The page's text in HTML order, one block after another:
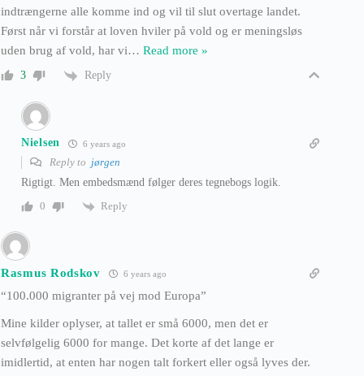
indtrængerne alle komme ind og vil til slut overtage landet.
Først når vi forstår at loven hviler på vold og er meningsløs
uden brug af vold, har vi… Read more »
3 Reply
Nielsen 6 years ago
Reply to jørgen
Rigtigt. Men embedsmænd følger deres tegnebogs logik.
0
Reply
Rasmus Rodskov 6 years ago
“100.000 migranter på vej mod Europa”
Mine kilder oplyser, at tallet er små 6000, men det er
selvfølgelig 6000 for mange. Det korte af det lange er
imidlertid, at enten har nogen talt forkert eller også lyves der.